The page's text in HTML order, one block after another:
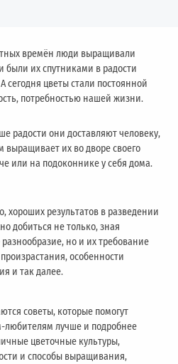
времён люди выращивали
были их спутниками в радости
сегодня цветы стали постоянной
потребностью нашей жизни.
радости они доставляют человеку,
выращивает их во дворе своего
или на подоконнике у себя дома.
хороших результатов в разведении
добиться не только, зная
но и их требование
особенности
и так далее.
советы, которые помогут
любителям лучше и подробнее
цветочные культуры,
и способы выращивания,